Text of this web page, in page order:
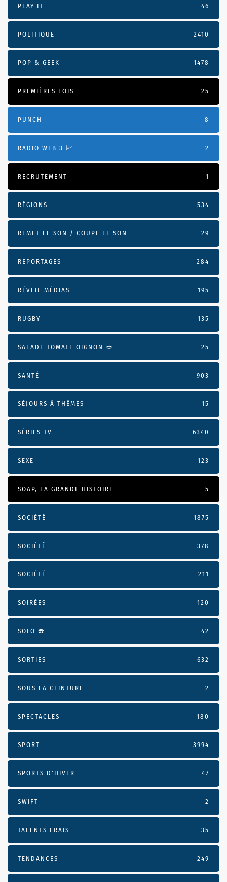
PLAY IT 46
POLITIQUE 2410
POP & GEEK 1478
PREMIÈRES FOIS 25
PUNCH 8
RADIO WEB 3 📈 2
RECRUTEMENT 1
RÉGIONS 534
REMET LE SON / COUPE LE SON 29
REPORTAGES 284
RÉVEIL MÉDIAS 195
RUGBY 135
SALADE TOMATE OIGNON 🥙 25
SANTÉ 903
SÉJOURS À THÈMES 15
SÉRIES TV 6340
SEXE 123
SOAP, LA GRANDE HISTOIRE 5
SOCIÉTÉ 1875
SOCIÉTÉ 378
SOCIÉTÉ 211
SOIRÉES 120
SOLO ☎️ 42
SORTIES 632
SOUS LA CEINTURE 2
SPECTACLES 180
SPORT 3994
SPORTS D'HIVER 47
SWIFT 2
TALENTS FRAIS 35
TENDANCES 249